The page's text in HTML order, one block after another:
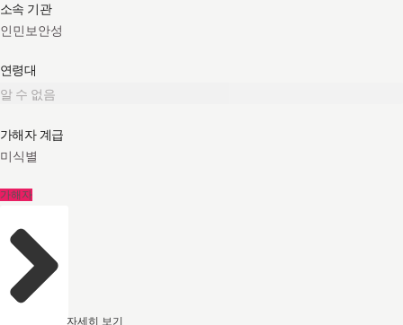
소속 기관
인민보안성
연령대
알 수 없음
가해자 계급
미식별
가해자
자세히 보기